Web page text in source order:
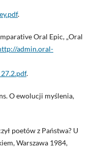
.
Oral Epic, „Oral
admin.oral-
.
O ewolucji myślenia,
poetów z Państwa? U
Warszawa 1984,